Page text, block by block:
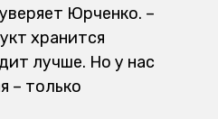
Юрченко. –
хранится
лучше. Но у нас
– только